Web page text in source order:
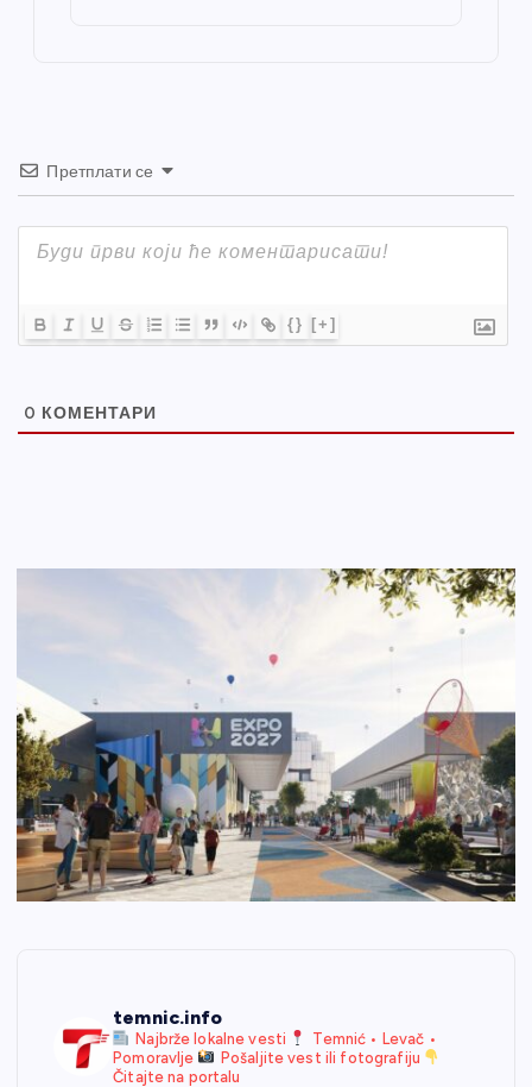
Претплати се
{} [+]
0 КОМЕНТАРИ
temnic.info
Najbrže lokalne vesti
Temnić • Levač •
Pomoravlje
Pošaljite vest ili fotografiju
Čitajte na portalu